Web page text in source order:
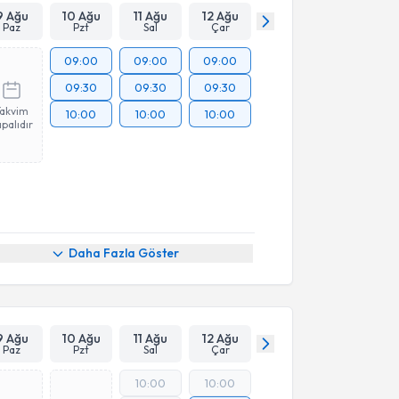
Ağu
Paz
10 Ağu
Pzt
11 Ağu
Sal
12 Ağu
Çar
09:00
09:30
10:00
09:00
09:30
10:00
09:00
09:30
10:00
Daha Fazla Göster
Ağu
Paz
10 Ağu
Pzt
11 Ağu
Sal
12 Ağu
Çar
10:00 10:00